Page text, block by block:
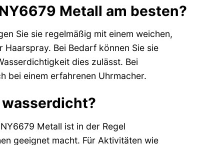
Metall am besten?
Sie sie regelmäßig mit einem weichen,
Bei Bedarf können Sie sie
dies zulässt. Bei
bei einem erfahrenen Uhrmacher.
wasserdicht?
Metall ist in der Regel
geeignet macht. Für Aktivitäten wie